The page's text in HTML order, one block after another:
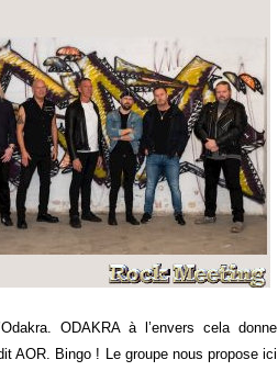
ODAKRA à l’envers cela donne
AOR. Bingo ! Le groupe nous propose ici